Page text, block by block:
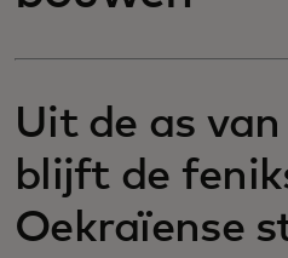
Uit de as
blijft de
Oekraïense